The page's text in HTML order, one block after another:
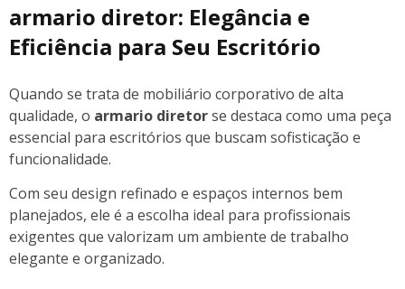
armario diretor: Elegância e
Eficiência para Seu Escritório
Quando se trata de mobiliário corporativo de alta
qualidade, o armario diretorse destaca como uma peça
essencial para escritórios que buscam sofisticação e
funcionalidade.
Com seu design refinado e espaços internos bem
planejados, ele é a escolha ideal para profissionais
exigentes que valorizam um ambiente de trabalho
elegante e organizado.